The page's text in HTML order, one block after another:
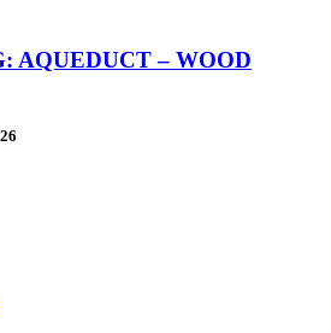
AQUEDUCT – WOOD